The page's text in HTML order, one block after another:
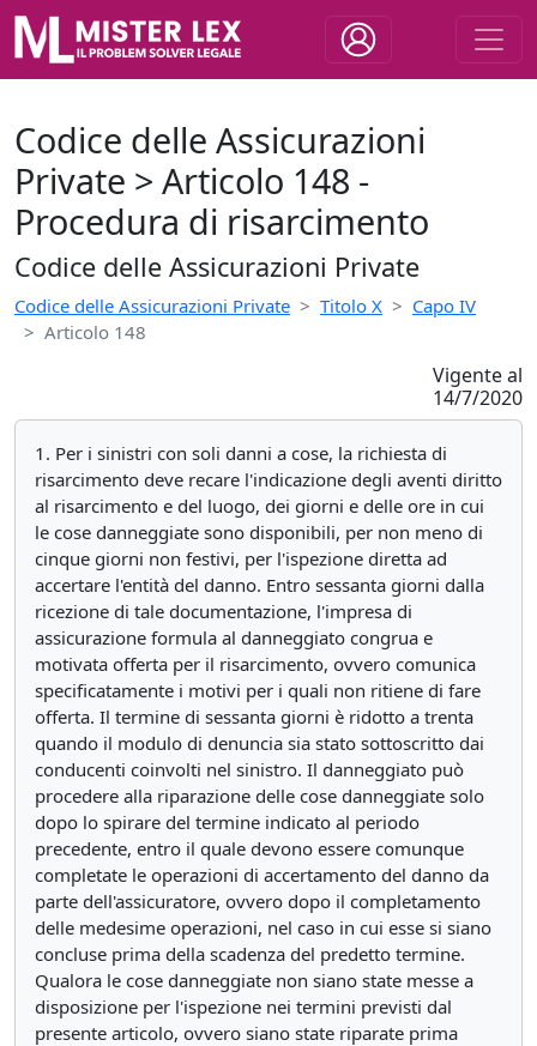
Codice delle Assicurazioni
Private > Articolo 148 -
Procedura di risarcimento
Codice delle Assicurazioni Private
Codice delle Assicurazioni Private Titolo X
Capo IV
Articolo 148
Vigente al
14/7/2020
1. Per i sinistri con soli danni a cose, la richiesta di
risarcimento deve recare l'indicazione degli aventi diritto
al risarcimento e del luogo, dei giorni e delle ore in cui
le cose danneggiate sono disponibili, per non meno di
cinque giorni non festivi, per l'ispezione diretta ad
accertare l'entità del danno. Entro sessanta giorni dalla
ricezione di tale documentazione, l'impresa di
assicurazione formula al danneggiato congrua e
motivata offerta per il risarcimento, ovvero comunica
specificatamente i motivi per i quali non ritiene di fare
offerta. Il termine di sessanta giorni è ridotto a trenta
quando il modulo di denuncia sia stato sottoscritto dai
conducenti coinvolti nel sinistro. Il danneggiato può
procedere alla riparazione delle cose danneggiate solo
dopo lo spirare del termine indicato al periodo
precedente, entro il quale devono essere comunque
completate le operazioni di accertamento del danno da
parte dell'assicuratore, ovvero dopo il completamento
delle medesime operazioni, nel caso in cui esse si siano
concluse prima della scadenza del predetto termine.
Qualora le cose danneggiate non siano state messe a
disposizione per l'ispezione nei termini previsti dal
presente articolo, ovvero siano state riparate prima